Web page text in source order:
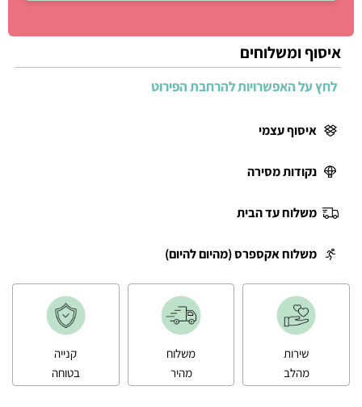
איסוף ומשלוחים
לחץ על האפשרויות להרחבת הפירוט
איסוף עצמי
נקודות מסירה
משלוח עד הבית
משלוח אקספרס (מהיום להיום)
שירות
מהלב
משלוח
מהיר
קנייה
בטוחה